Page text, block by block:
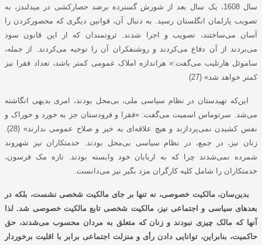
سال 1608، یک سال بعد از شورش گسترده برضد حصارکشی در میدلندز، به
تصویب پارلمان انگلستان رسید. به دنبال آن، قوانین دیگری که محصورکردن را
آسان می‌ساختند، تصویب و اجرا شدند. ثروتمندان که از این قانون سود
می‌بردند از آن دفاع می‌کردند و روشنفکران آن را توجیه می‌کردند. از جمله،
ساموئل هارتلیب می‌گفت:« هراندازه املاک عمومی کمتر باشد، تعداد فقرا نیز
کمتر خواهد شد» (27)
این‌که تهیدستان در نظام سیاسی ملی، بی‌محل بودند، امری بدیهی انگاشته
می‌شد. سرتوماس اسمیت می‌گفت: «فقرا و فرودستان جز به خورد و خوراک و
نفس کشیدن نمی‌پردازند و هیچ علاقه‌ای به خیر و صلاح عمومی ندارند» (28).
زنان نیز، در جمع، در نظام سیاسی بی‌محل بودند. خدمتکاران نیز شهروند
شمرده نمی‌شدند چرا که به اربابان خود وابسته بودند. تازه مک فرسون،
خدمتکاران را شامل کلیه کارگران مزد بگیر نیز می‌دانست.
بدین‌سان، مالکیت خصوصی، نه تنها بر جای مالکیت شخصی نشست، بلکه در
بعدهای سیاسی و اجتماعی نیز، مالکیت شخصی تابع مالکیت خصوصی شد. لذا
آنها که مالک چیزی نبودند و زنان که متعلق به مردان محسوب می‌شدند، حق
حاکمیت، بنابراین، توانایی دادن رأی و منزلت اجتماعی برابر با اقلیت برخوردار